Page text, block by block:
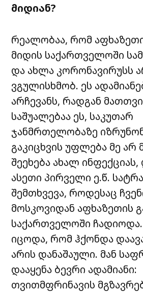
მიდიან?
რეალობაა, რომ
მიდის საქართველოში
და ახლა კორონავირუსს
ვგულისხმობ. ეს
არჩევანს, რადგან
საშუალებაა ეს, საკუთარ
ჯანმრთელობაზე
გაკიცხვის უფლება მე არ
შეეხება ახალ ინფექციას,
ასეთი პირველი ე.წ.
შემთხვევა, როდესაც
მოსკოვიდან აფხაზეთის
საქართველოში ჩადიოდა.
იცოდა, რომ ჰქონდა
არის დანაშაული. მან
დააყენა ბევრი ადამიანი:
თვითმფრინავის